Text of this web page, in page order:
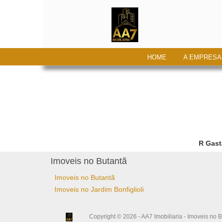
HOME A EMPRESA
R
Imoveis no Butantã
Imoveis no Butantã
Imoveis no Jardim Bonfiglioli
Copyright © 2026 - AA7 Imobiliaria - Imoveis no